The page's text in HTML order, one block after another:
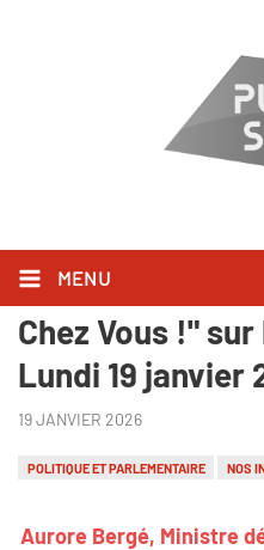
MENU
Aurore Bergé
Chez Vous !"
Lundi 19 janvier
19 JANVIER 2026
POLITIQUE ET PARLEMENTAIRE NOS
Aurore Bergé, Ministre